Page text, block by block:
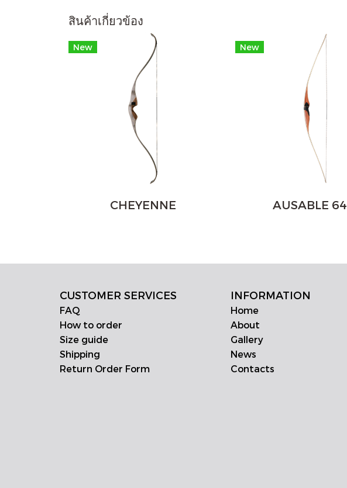
สินค้าเกี่ยวข้อง
New
CHEYENNE
New
AUSABLE 64
CUSTOMER SERVICES
FAQ
How to order
Size guide
Shipping
Return Order Form
INFORMATION
Home
About
Gallery
News
Contacts